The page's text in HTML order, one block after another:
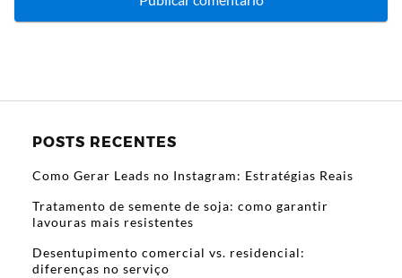
POSTS RECENTES
Como Gerar Leads no Instagram: Estratégias Reais
Tratamento de semente de soja: como garantir
lavouras mais resistentes
Desentupimento comercial vs. residencial:
diferenças no serviço